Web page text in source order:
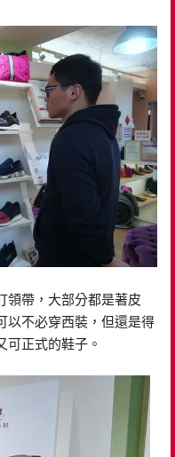
領帶，大部分都是著皮
以不必穿西裝，但還是得
可正式的鞋子。